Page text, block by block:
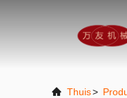
Thuis>